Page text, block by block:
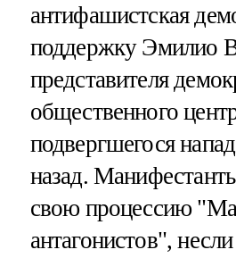
антифашистская
поддержку Эмилио
представителя
общественного
подвергшегося
назад.
свою процессию
антагонистов",